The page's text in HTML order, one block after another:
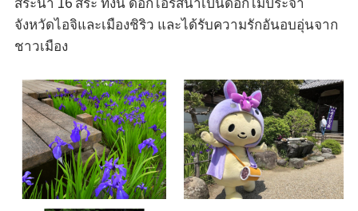
จังหวัดไอจิและเมืองชิริว และได้รับความรักอันอบอุ่นจาก
ชาวเมือง